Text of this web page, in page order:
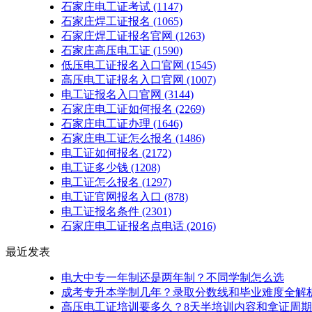
石家庄电工证考试 (1147)
石家庄焊工证报名 (1065)
石家庄焊工证报名官网 (1263)
石家庄高压电工证 (1590)
低压电工证报名入口官网 (1545)
高压电工证报名入口官网 (1007)
电工证报名入口官网 (3144)
石家庄电工证如何报名 (2269)
石家庄电工证办理 (1646)
石家庄电工证怎么报名 (1486)
电工证如何报名 (2172)
电工证多少钱 (1208)
电工证怎么报名 (1297)
电工证官网报名入口 (878)
电工证报名条件 (2301)
石家庄电工证报名点电话 (2016)
最近发表
电大中专一年制还是两年制？不同学制怎么选
成考专升本学制几年？录取分数线和毕业难度全解
高压电工证培训要多久？8天半培训内容和拿证周